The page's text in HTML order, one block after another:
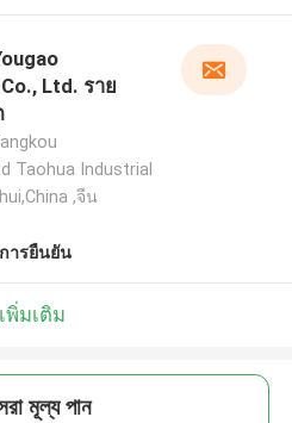
Ltd. ราย
Taohua Industrial
,จีน
ารยืนยัน
พิ่มเติม
মূল্য পান